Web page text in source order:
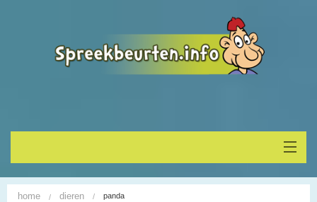
Home
home dieren panda